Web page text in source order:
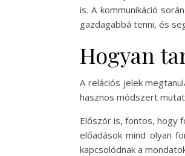
is. A kommunikáció
gazdagabbá tenni, és
Hogyan
A relációs jelek
hasznos módszert
Először is, fontos, hogy
előadások mind olyan
kapcsolódnak a